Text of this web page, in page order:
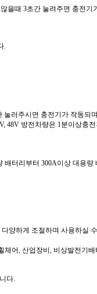
을때 3초간 눌려주면 충전기
.
러주시면 충전기가 작동되
48V 방전차량은 1분이상충
터리부터 300A이상 대용
양하게 조절하며 사용하실
어, 산업장비, 비상발전기
다.